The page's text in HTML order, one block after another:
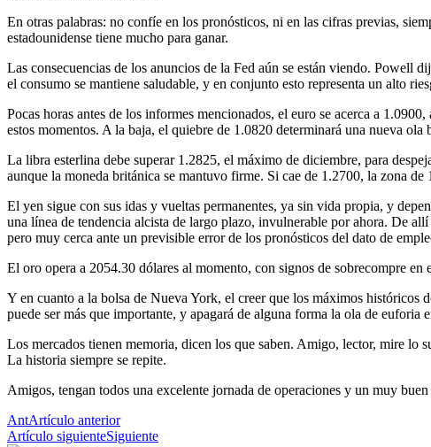
En otras palabras: no confíe en los pronósticos, ni en las cifras previas,
estadounidense tiene mucho para ganar.
Las consecuencias de los anuncios de la Fed aún se están viendo. Powell
el consumo se mantiene saludable, y en conjunto esto representa un alto
Pocas horas antes de los informes mencionados, el euro se acerca a
estos momentos. A la baja, el quiebre de 1.0820 determinará una nueva ola
La libra esterlina debe superar 1.2825, el máximo de diciembre, para
aunque la moneda británica se mantuvo firme. Si cae de 1.2700, la zona
El yen sigue con sus idas y vueltas permanentes, ya sin vida propia, y
una línea de tendencia alcista de largo plazo, invulnerable por ahora. De
pero muy cerca ante un previsible error de los pronósticos del dato de
El oro opera a 2054.30 dólares al momento, con signos de sobrecompre
Y en cuanto a la bolsa de Nueva York, el creer que los máximos históricos
puede ser más que importante, y apagará de alguna forma la ola de euforia
Los mercados tienen memoria, dicen los que saben. Amigo, lector, mire lo
La historia siempre se repite.
Amigos, tengan todos una excelente jornada de operaciones y un muy
AntArtículo anterior
Artículo siguienteSiguiente